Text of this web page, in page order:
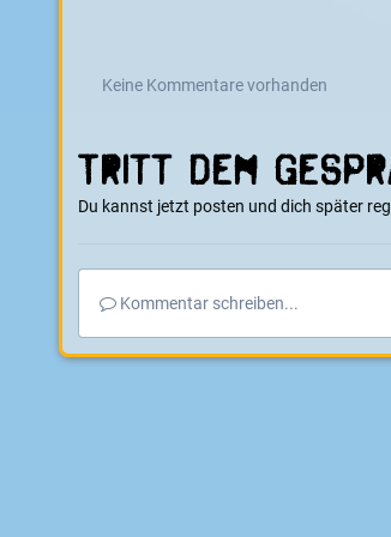
Keine Kommentare vorhanden
Tritt dem
Du kannst jetzt posten und dich später
Kommentar schreiben...